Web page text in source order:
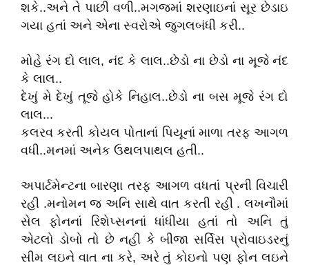
શકે..અને તે પાછી વળી..મગજમાં શરણાઇનાં સૂર છેડાઇ
ગયા હતાં અને એના સ્વરોએ જુગલબંધી કરી..
મોહે રંગ દો લાલ, નંદ કે લાલ..છેડો ના છેડો ના મૂજે નંદ
કે લાલ..
દેખું મે દેખું તૂજે હોકે નિહાલ..છેડો ના બસ મૂજે રંગ દો
લાલ...
કલરવ કરતી કોયલ પોતાનાં પિયૂનાં માળા તરફ આગળ
વધી..મનમાં અનેક ઉથલપાથલ હતી..
અપાર્ટમેન્ટના બારણા તરફ આગળ વધતાં પ્રની વિચારી
રહી .મનોમન જ અનિ સાથે વાત કરતી રહી . લખનૌમાં
સેલ ફોનનાં રિશેપ્સનનાં ધાંધીયા હતાં તો અનિ તું
એટલો ડોબો તો છે નહી કે બીજા સર્વિસ પ્રોવાઇડરનું
સીમ લઇને વાત ના કરે, અરે તું કોઇનો પણ ફોન લઇને